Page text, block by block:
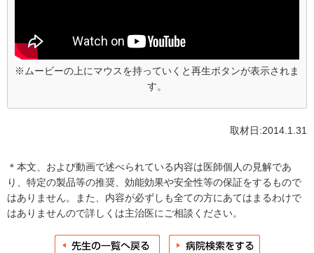
※ムービーの上にマウスを持っていくと再生ボタンが表示されま
す。
取材日:2014.1.31
＊本文、および動画で述べられている内容は医師個人の見解であ
り、特定の製品等の推奨、効能効果や安全性等の保証をするもので
はありません。また、内容が必ずしも全ての方にあてはまるわけで
はありませんので詳しくは主治医にご相談ください。